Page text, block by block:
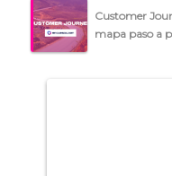
Customer
mapa paso a